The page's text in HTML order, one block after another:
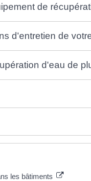
de
d'entretien de
d'eau de
les bâtiments